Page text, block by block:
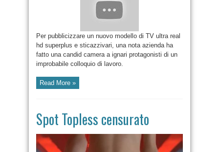
Per pubblicizzare un nuovo modello di TV ultra real
hd superplus e sticazzivari, una nota azienda ha
fatto una candid camera a ignari protagonisti di un
improbabile colloquio di lavoro.
Read More »
Spot Topless censurato